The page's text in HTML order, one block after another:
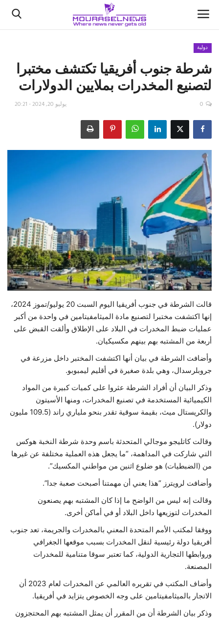
الأخبار
كتّابنا
اقتصاد
علوم وتكنولوجيا
رياضة
فيديو
حياة
دولية
شرطة جنوب أفريقيا تكتشف مختبرا
لتصنيع المخدرات بملايين الدولارات
يوليو 20, 2024 - 20:21 0
قالت الشرطة في جنوب أفريقيا اليوم السبت 20 يوليو/تموز 2024،
إنها اكتشفت مختبرا لتصنيع مادة الميثامفيتامين في واحدة من أكبر
عمليات ضبط المخدرات في البلاد على الإطلاق وألقت القبض على
أربعة من المشتبه بهم بينهم مكسيكيان.
وأضافت الشرطة في بيان أنها اكتشفت المختبر داخل مزرعة في
جروبلرسدال، وهي بلدة صغيرة في أقليم ليمبوبو.
وذكر البيان أن أفراد الشرطة عثروا على كميات كبيرة من المواد
الكيميائية المستخدمة في تصنيع المخدرات، ومنها الأسيتون
والكريستال ميث، بقيمة سوقية تقدر بنحو ملياري راند (109.5 مليون
دولار).
وقالت كاتليجو موجالي المتحدثة باسم وحدة شرطة النخبة هوكس
التي شاركت في المداهمة، “ما يجعل هذه العملية مختلفة عن غيرها
من (الضبطيات) هو ضلوع اثنين من مواطني المكسيك”.
وأضافت لرويترز “هذا يعني أن مهمتنا أصبحت صعبة جدا”.
وقالت إنه ليس من الواضح ما إذا كان المشتبه بهم يصنعون
المخدرات لتوزيعها داخل البلاد أو في أماكن أخرى.
ووفقا لمكتب الأمم المتحدة المعني بالمخدرات والجريمة، تعد جنوب
أفريقيا دولة رئيسية لنقل المخدرات بسبب موقعها الجغرافي
وروابطها التجارية الدولية، كما تعتبر سوقا متنامية للمخدرات
المصنعة.
وأضاف المكتب في تقريره العالمي عن المخدرات لعام 2023 أن
الاتجار بالميثامفيتامين على وجه الخصوص يتزايد في أفريقيا.
وذكر بيان الشرطة أن من المقرر أن يمثل المشتبه بهم المحتجزون